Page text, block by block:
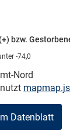
bzw.
-74,0
Nord
mapmap.js
Datenblatt